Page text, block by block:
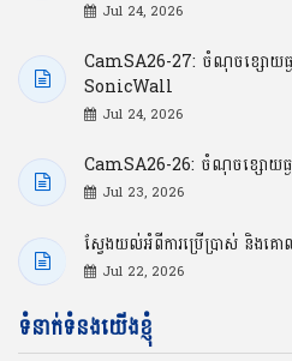
Jul 24, 2026
CamSA26-27: ចំណុចខ្សោយធ្
SonicWall
Jul 24, 2026
CamSA26-26: ចំណុចខ្សោយធ្ង
Jul 23, 2026
ស្វែងយល់អំពីការប្រើប្រាស់ និង
Jul 22, 2026
ទំនាក់ទំនងយើងខ្ញុំ